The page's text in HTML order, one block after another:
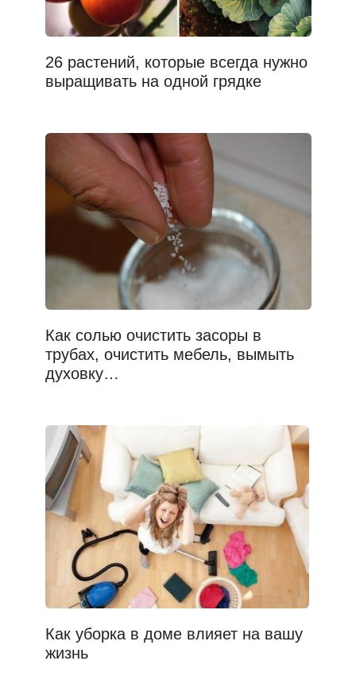
26 растений, которые всегда нужно
выращивать на одной грядке
Как солью очистить засоры в
трубах, очистить мебель, вымыть
духовку…
Как уборка в доме влияет на вашу
жизнь